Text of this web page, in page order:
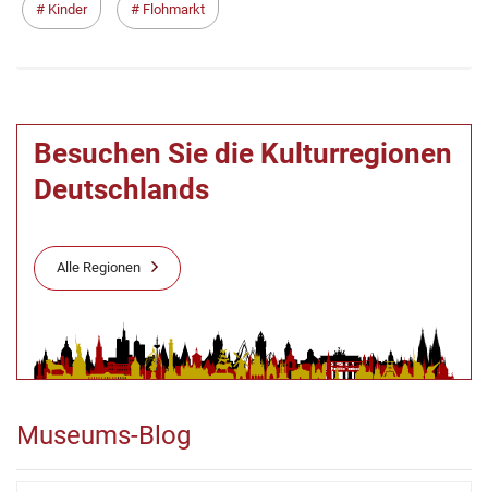
Kinder Flohmarkt
Besuchen Sie die Kulturregionen
Deutschlands
Alle Regionen
Museums-Blog